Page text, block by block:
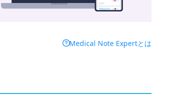
Medical Note Expertとは